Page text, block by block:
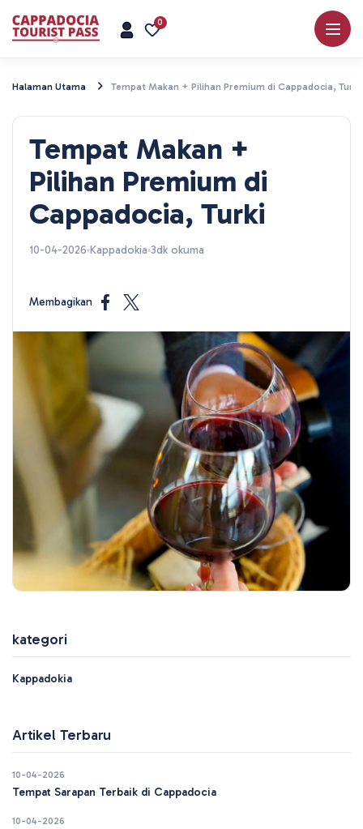
0
Halaman Utama Tempat Makan + Pilihan Premium di Cappadocia, Turki
Tempat Makan +
Pilihan Premium di
Cappadocia, Turki
10-04-2026 Kappadokia 3dk okuma
Membagikan
kategori
Kappadokia
Artikel Terbaru
10-04-2026
Tempat Sarapan Terbaik di Cappadocia
10-04-2026